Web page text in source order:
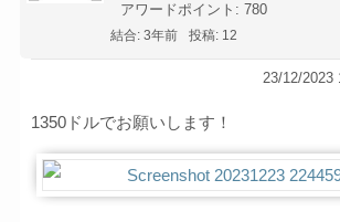
アワードポイント: 780
結合: 3年前 投稿: 12
23/12/2023
1350ドルでお願いします！